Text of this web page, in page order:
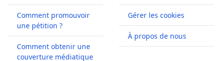
Comment promouvoir
une pétition ?
Comment obtenir une
couverture médiatique
Gérer les cookies
À propos de nous